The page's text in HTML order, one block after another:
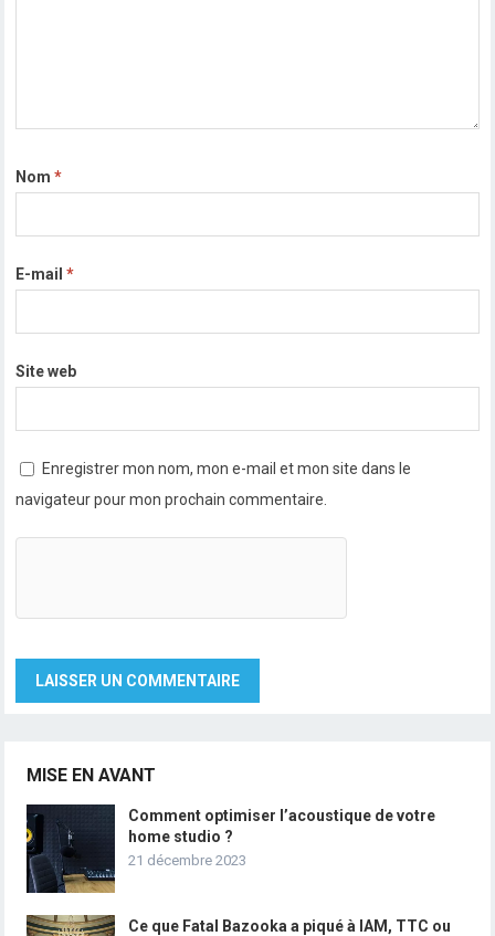
Nom*
E-mail*
Site web
Enregistrer mon nom, mon e-mail et mon site dans le
navigateur pour mon prochain commentaire.
MISE EN AVANT
Comment optimiser l’acoustique de votre
home studio ?
21 décembre 2023
Ce que Fatal Bazooka a piqué à IAM, TTC ou